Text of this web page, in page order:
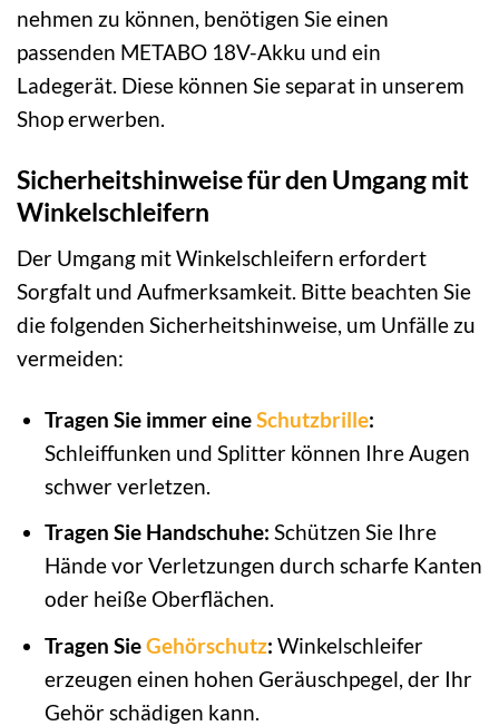
nehmen zu können, benötigen Sie einen
passenden METABO 18V-Akku und ein
Ladegerät. Diese können Sie separat in unserem
Shop erwerben.
Sicherheitshinweise für den Umgang mit
Winkelschleifern
Der Umgang mit Winkelschleifern erfordert
Sorgfalt und Aufmerksamkeit. Bitte beachten Sie
die folgenden Sicherheitshinweise, um Unfälle zu
vermeiden:
Tragen Sie immer eineSchutzbrille:
Schleiffunken und Splitter können Ihre Augen
schwer verletzen.
Tragen Sie Handschuhe: Schützen Sie Ihre
Hände vor Verletzungen durch scharfe Kanten
oder heiße Oberflächen.
Tragen SieGehörschutz: Winkelschleifer
erzeugen einen hohen Geräuschpegel, der Ihr
Gehör schädigen kann.